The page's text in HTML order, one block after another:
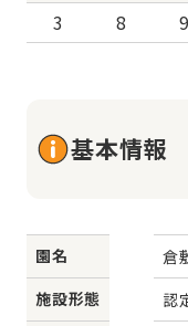
3 8 9
基本情報
園名
倉
施設形態
認